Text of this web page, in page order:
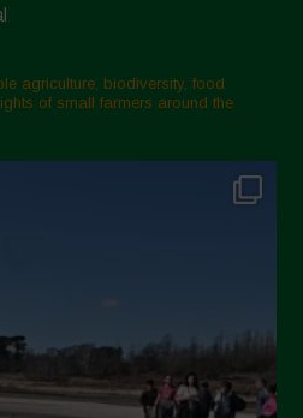
agriculture, biodiversity, food
of small farmers around the